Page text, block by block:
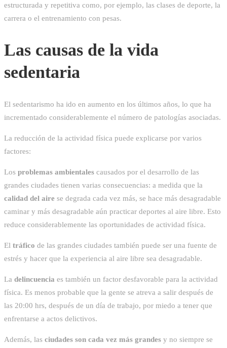
estructurada y repetitiva como, por ejemplo, las clases de deporte, la
carrera o el entrenamiento con pesas.
Las causas de la vida
sedentaria
El sedentarismo ha ido en aumento en los últimos años, lo que ha
incrementado considerablemente el número de patologías asociadas.
La reducción de la actividad física puede explicarse por varios
factores:
Los problemas ambientales causados por el desarrollo de las
grandes ciudades tienen varias consecuencias: a medida que la
calidad del aire se degrada cada vez más, se hace más desagradable
caminar y más desagradable aún practicar deportes al aire libre. Esto
reduce considerablemente las oportunidades de actividad física.
El tráfico de las grandes ciudades también puede ser una fuente de
estrés y hacer que la experiencia al aire libre sea desagradable.
La delincuencia es también un factor desfavorable para la actividad
física. Es menos probable que la gente se atreva a salir después de
las 20:00 hrs, después de un día de trabajo, por miedo a tener que
enfrentarse a actos delictivos.
Además, las ciudades son cada vez más grandes y no siempre se